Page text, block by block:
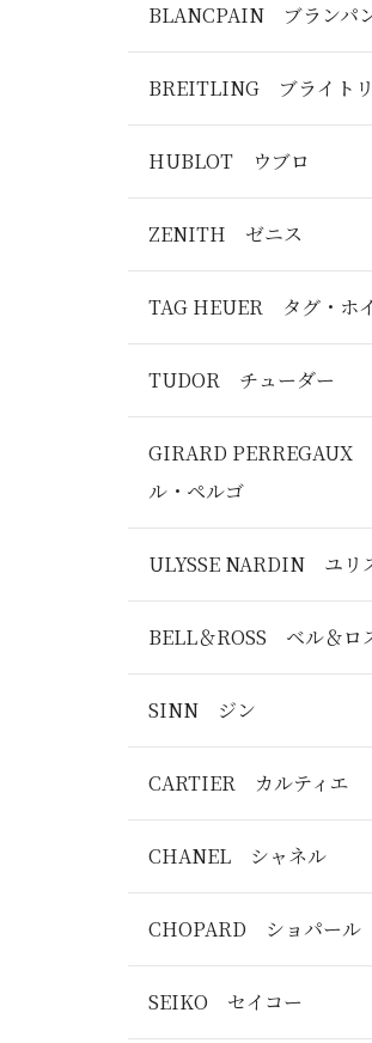
BLANCPAIN ブランパ
BREITLING ブライト
HUBLOT ウブロ
ZENITH ゼニス
TAG HEUER タグ・ホ
TUDOR チューダー
GIRARD PERREGAUX
ル・ペルゴ
ULYSSE NARDIN ユリ
BELL＆ROSS ベル＆ロ
SINN ジン
CARTIER カルティエ
CHANEL シャネル
CHOPARD ショパール
SEIKO セイコー